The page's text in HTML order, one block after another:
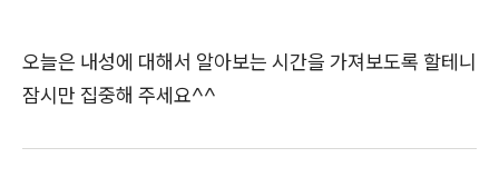
오늘은 내성에 대해서 알아보는 시간을 가져보도록 할테니
잠시만 집중해 주세요^^